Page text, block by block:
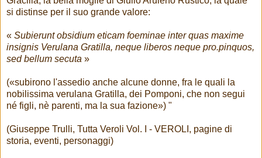
si distinse per il suo grande valore:
« Subierunt obsidium eticam foeminae inter quas maxime
insignis Verulana Gratilla, neque liberos neque pro.pinquos,
sed bellum secuta »
(«subirono l'assedio anche alcune donne, fra le quali la
nobilissima verulana Gratilla, dei Pomponi, che non segui
né figli, nè parenti, ma la sua fazione») "
(Giuseppe Trulli, Tutta Veroli Vol. I - VEROLI, pagine di
storia, eventi, personaggi)